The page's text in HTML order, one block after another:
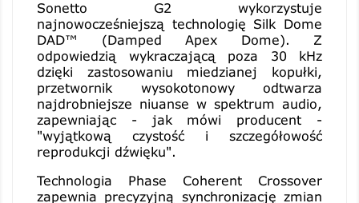
Sonetto G2 wykorzystuje
najnowocześniejszą technologię Silk Dome
DAD™ (Damped Apex Dome). Z
odpowiedzią wykraczającą poza 30 kHz
dzięki zastosowaniu miedzianej kopułki,
przetwornik wysokotonowy odtwarza
najdrobniejsze niuanse w spektrum audio,
zapewniając - jak mówi producent -
"wyjątkową czystość i szczegółowość
reprodukcji dźwięku".
Technologia Phase Coherent Crossover
zapewnia precyzyjną synchronizację zmian